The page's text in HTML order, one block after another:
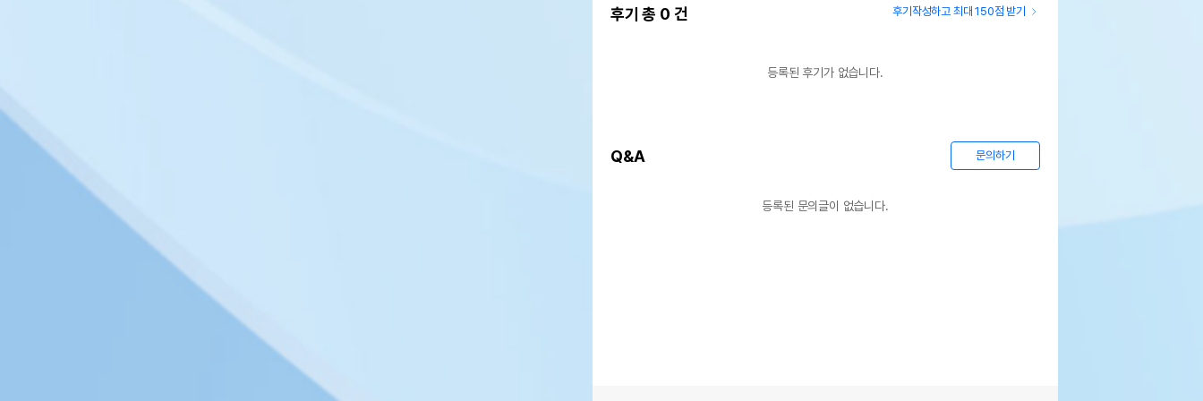
후기 총 0 건 후기작성하고 최대 150점 받기
등록된 후기가 없습니다.
Q&A 문의하기
등록된 문의글이 없습니다.